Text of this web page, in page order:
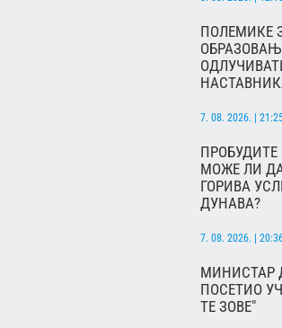
ПОЛЕМИКЕ
7. 08. 2026. |
ПРОБУДИТЕ
МОЖЕ ЛИ
ГОРИВА
ДУНАВА?
7. 08. 2026. |
МИНИСТАР
ПОСЕТИО
ТЕ ЗОВЕ"